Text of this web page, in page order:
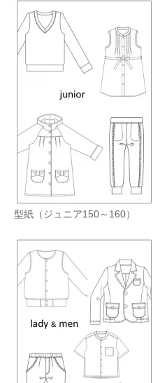
型紙（ジュニア150～160）